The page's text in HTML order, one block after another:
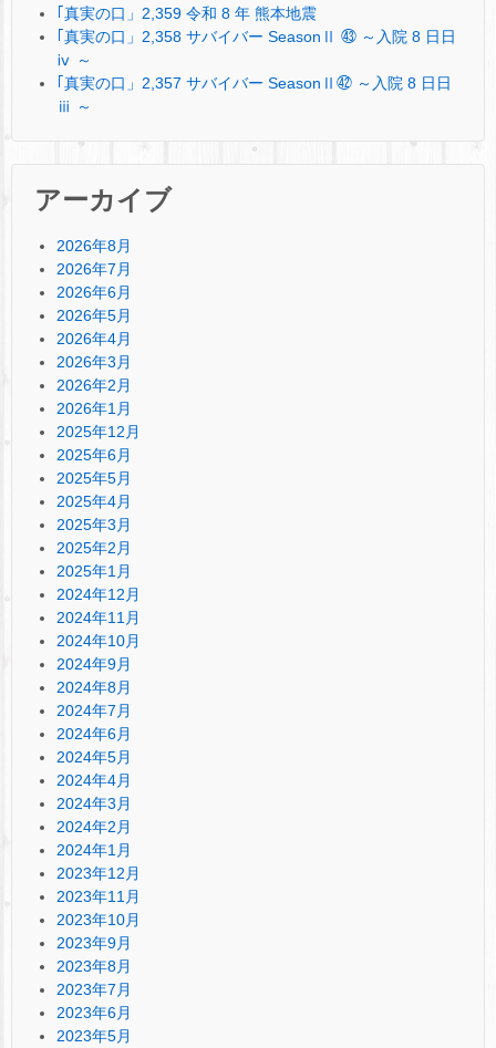
｢真実の口」2,359 令和 8 年 熊本地震
｢真実の口」2,358 サバイバー SeasonⅡ ㊸ ～入院 8 日日
ⅳ ～
｢真実の口」2,357 サバイバー SeasonⅡ㊷ ～入院 8 日日
ⅲ ～
アーカイブ
2026年8月
2026年7月
2026年6月
2026年5月
2026年4月
2026年3月
2026年2月
2026年1月
2025年12月
2025年6月
2025年5月
2025年4月
2025年3月
2025年2月
2025年1月
2024年12月
2024年11月
2024年10月
2024年9月
2024年8月
2024年7月
2024年6月
2024年5月
2024年4月
2024年3月
2024年2月
2024年1月
2023年12月
2023年11月
2023年10月
2023年9月
2023年8月
2023年7月
2023年6月
2023年5月